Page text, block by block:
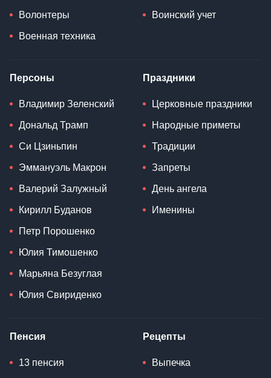
Волонтеры
Военная техника
Воинский учет
Персоны
Владимир Зеленский
Дональд Трамп
Си Цзиньпин
Эммануэль Макрон
Валерий Залужный
Кирилл Буданов
Петр Порошенко
Юлия Тимошенко
Марьяна Безуглая
Юлия Свириденко
Праздники
Церковные праздники
Народные приметы
Традиции
Запреты
День ангела
Именины
Пенсия
13 пенсия
Рецепты
Выпечка